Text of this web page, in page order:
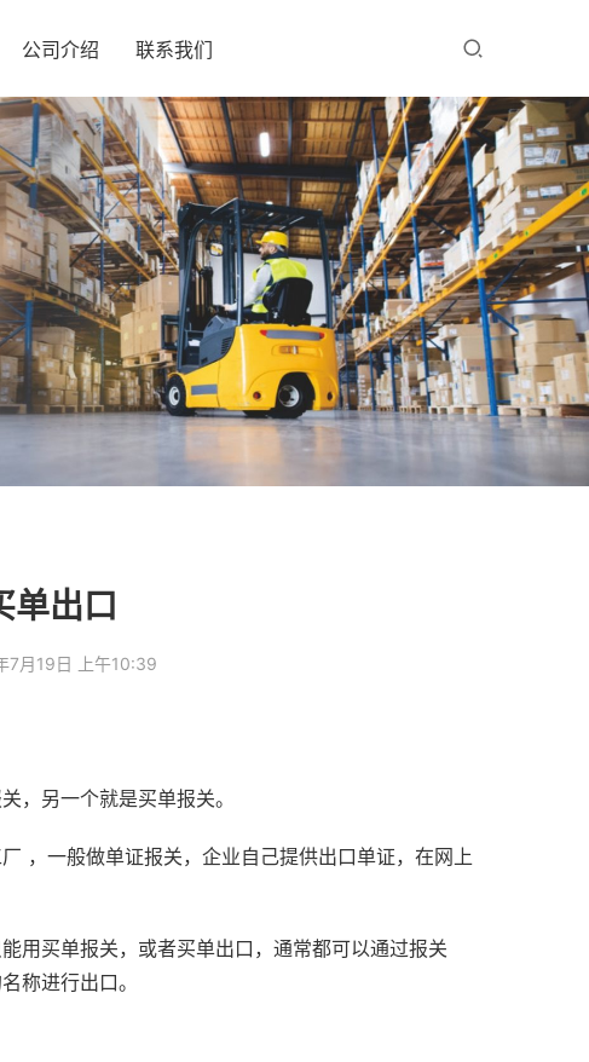
公司介绍 联系我们
单出口
7月19日 上午10:39
，另一个就是买单报关。
，一般做单证报关，企业自己提供出口单证，在网上
用买单报关，或者买单出口，通常都可以通过报关
称进行出口。